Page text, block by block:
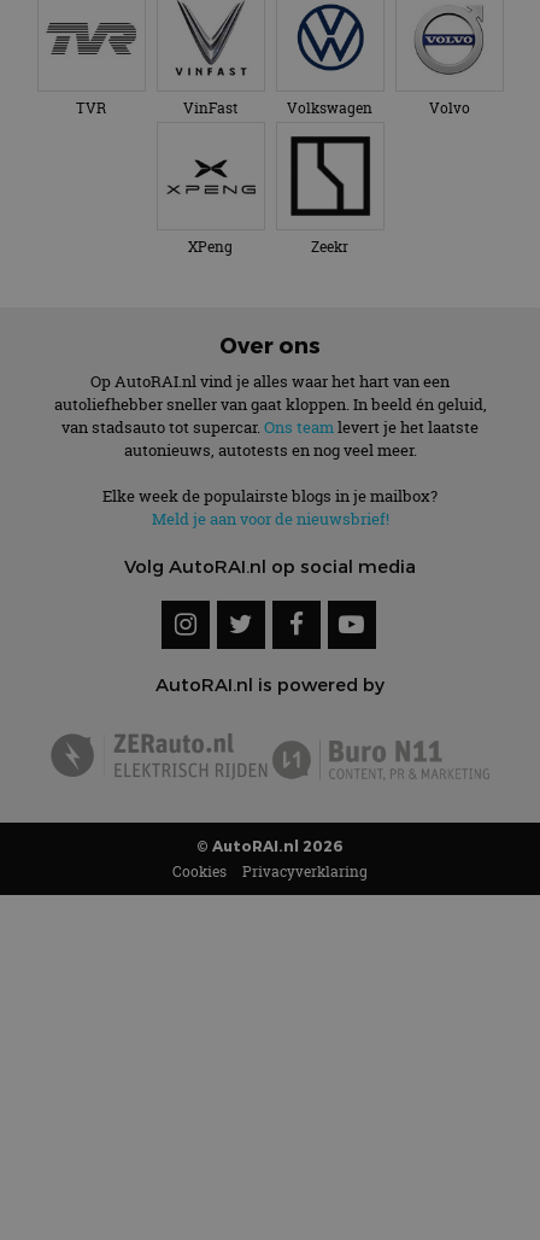
TVR VinFast Volkswagen Volvo
XPeng Zeekr
Over ons
Op AutoRAI.nl vind je alles waar het hart van een
autoliefhebber sneller van gaat kloppen. In beeld én geluid,
van stadsauto tot supercar. Ons teamlevert je het laatste
autonieuws, autotests en nog veel meer.
Elke week de populairste blogs in je mailbox?
Meld je aan voor de nieuwsbrief!
Volg AutoRAI.nl op social media
AutoRAI.nl is powered by
© AutoRAI.nl 2026
Cookies Privacyverklaring